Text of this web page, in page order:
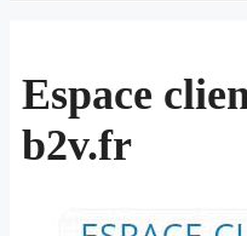
Espace
b2v.fr